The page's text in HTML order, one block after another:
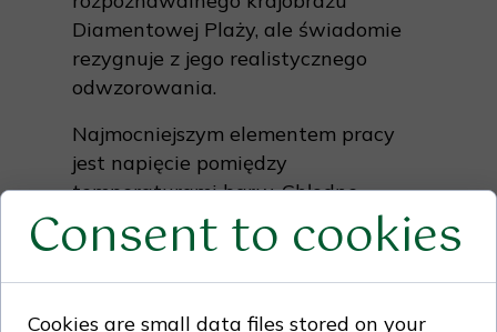
Diamentowej Plaży, ale świadomie
rezygnuje z jego realistycznego
odwzorowania.
Najmocniejszym elementem pracy
jest napięcie pomiędzy
temperaturami barw. Chłodne
formy lodu zostają skonfrontowane
z niemal świetlistymi oranżami,
podczas gdy ciężka, ciemna partia
Consent to cookies
Cookies are small data files stored on your